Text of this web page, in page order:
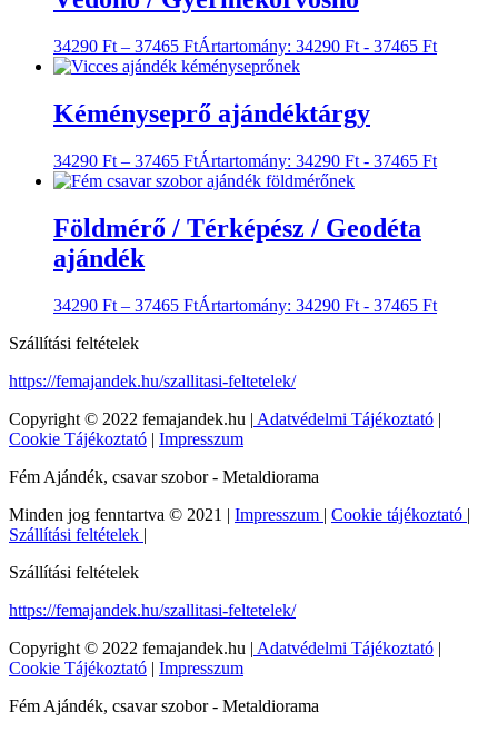
34290 Ft – 37465 FtÁrtartomány: 34290 Ft - 37465 Ft
Kéményseprő ajándéktárgy
34290 Ft – 37465 FtÁrtartomány: 34290 Ft - 37465 Ft
Földmérő / Térképész / Geodéta
ajándék
34290 Ft – 37465 FtÁrtartomány: 34290 Ft - 37465 Ft
Szállítási feltételek
https://femajandek.hu/szallitasi-feltetelek/
Copyright © 2022 femajandek.hu | Adatvédelmi Tájékoztató |
Cookie Tájékoztató | Impresszum
Fém Ajándék, csavar szobor - Metaldiorama
Minden jog fenntartva © 2021 | Impresszum | Cookie tájékoztató |
Szállítási feltételek |
Szállítási feltételek
https://femajandek.hu/szallitasi-feltetelek/
Copyright © 2022 femajandek.hu | Adatvédelmi Tájékoztató |
Cookie Tájékoztató | Impresszum
Fém Ajándék, csavar szobor - Metaldiorama